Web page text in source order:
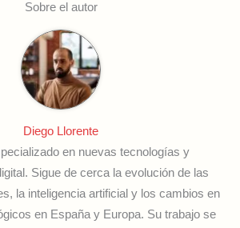
Sobre el autor
Diego Llorente
en nuevas tecnologías y
Sigue de cerca la evolución de las
la inteligencia artificial y los cambios en
en España y Europa. Su trabajo se